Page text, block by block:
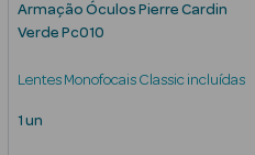
Armação Óculos Pierre Cardin
Verde Pc010
Lentes Monofocais Classic incluídas
1 un